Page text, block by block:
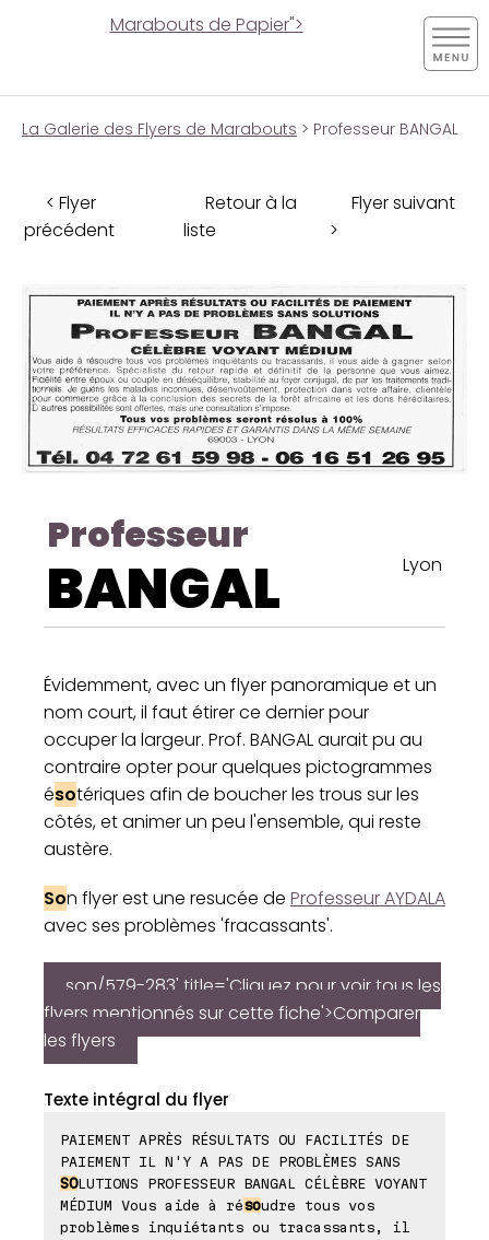
Marabouts de Papier">
La Galerie des Flyers de Marabouts > Professeur BANGAL
< Flyer
précédent
Retour à la
liste
Flyer suivant
>
Professeur
BANGAL Lyon
Évidemment, avec un flyer panoramique et un
nom court, il faut étirer ce dernier pour
occuper la largeur. Prof. BANGAL aurait pu au
contraire opter pour quelques pictogrammes
ésotériques afin de boucher les trous sur les
côtés, et animer un peu l'ensemble, qui reste
austère.
Son flyer est une resucée de Professeur AYDALA
avec ses problèmes 'fracassants'.
son/579-283' title='Cliquez pour voir tous les
flyers mentionnés sur cette fiche'>Comparer
les flyers
Texte intégral du flyer
PAIEMENT APRÈS RÉSULTATS OU FACILITÉS DE
PAIEMENT IL N'Y A PAS DE PROBLÈMES SANS
SOLUTIONS PROFESSEUR BANGAL CÉLÈBRE VOYANT
MÉDIUM Vous aide à résoudre tous vos
problèmes inquiétants ou tracassants, il